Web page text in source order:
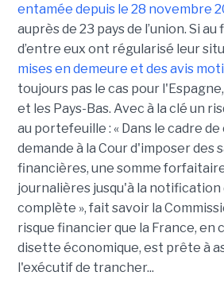
entamée depuis le 28 novembre
auprès de 23 pays de l’union. Si au
d’entre eux ont régularisé leur
mises en demeure et des avis
toujours pas le cas pour
et les Pays-Bas. Avec à la clé un
au portefeuille : « Dans le cadre de
demande à la Cour d'imposer des
financières, une somme
journalières jusqu'à la
complète », fait savoir la
risque financier que la France, en
disette économique, est prête à
l'exécutif de trancher...